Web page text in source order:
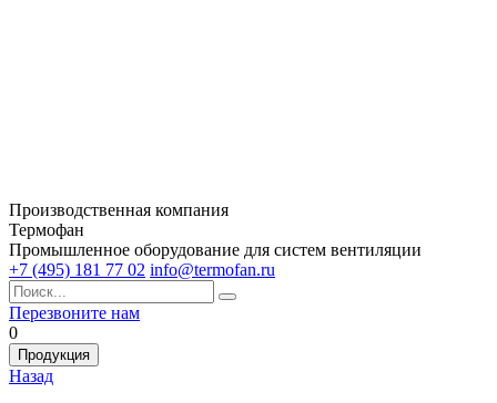
Производственная компания
Термофан
Промышленное оборудование для систем вентиляции
+7 (495) 181 77 02 info@termofan.ru
Перезвоните нам
0
Продукция
Назад